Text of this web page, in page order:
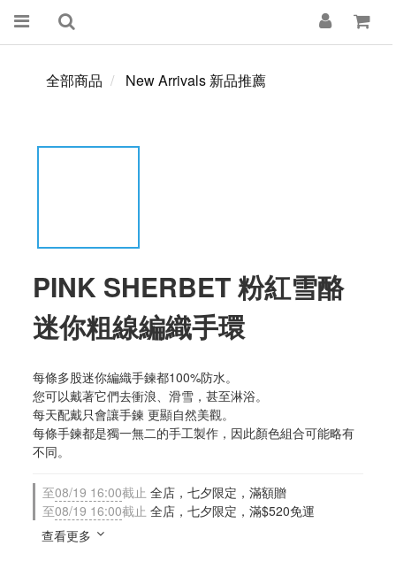
全部商品 New Arrivals 新品推薦
PINK SHERBET 粉紅雪酪
迷你粗線編織手環
每條多股迷你編織手鍊都100%防水。
您可以戴著它們去衝浪、滑雪，甚至淋浴。
每天配戴只會讓手鍊 更顯自然美觀。
每條手鍊都是獨一無二的手工製作，因此顏色組合可能略有
不同。
至08/19 16:00截止 全店，七夕限定，滿額贈
至08/19 16:00截止 全店，七夕限定，滿$520免運
查看更多